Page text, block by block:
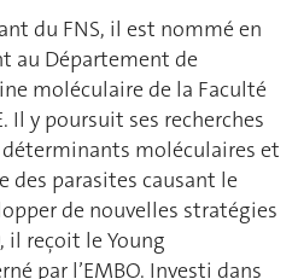
du FNS, il est nommé en
au Département de
moléculaire de la Faculté
Il y poursuit ses recherches
moléculaires et
des parasites causant le
de nouvelles stratégies
il reçoit le Young
par l’EMBO. Investi dans